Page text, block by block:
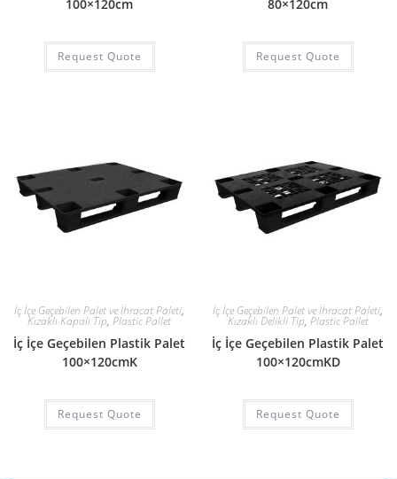
100×120cm
Request Quote
80×120cm
Request Quote
İç İçe Geçebilen Palet ve İhracat Paleti,
Kızaklı Kapalı Tip, Plastic Pallet
İç İçe Geçebilen Plastik Palet
100×120cmK
Request Quote
İç İçe Geçebilen Palet ve İhracat Paleti,
Kızaklı Delikli Tip, Plastic Pallet
İç İçe Geçebilen Plastik Palet
100×120cmKD
Request Quote